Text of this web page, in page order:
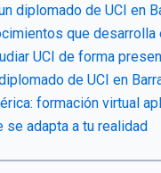
diplomado de UCI en
que desarrolla
UCI de forma
de UCI en
formación virtual
se adapta a tu realidad